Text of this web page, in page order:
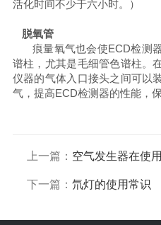
活化时间不少于六小时。）
脱氧管
痕量氧气也会使ECD检测
谱柱，尤其是毛细管色谱柱。
仪器的气体入口接头之间可以
气，提高ECD检测器的性能，
上一篇： 空气发生器在使
下一篇： 氘灯的使用常识